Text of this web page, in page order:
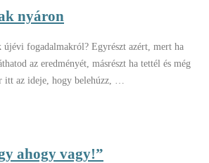
nyáron
újévi fogadalmakról? Egyrészt azért, mert ha
az eredményét, másrészt ha tettél és még
itt az ideje, hogy belehúzz, …
ahogy vagy!”